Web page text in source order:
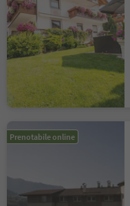
Prenotabile online